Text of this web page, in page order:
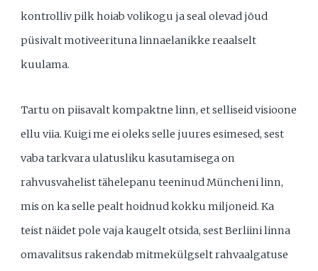
kontrolliv pilk hoiab volikogu ja seal olevad jõud
püsivalt motiveerituna linnaelanikke reaalselt
kuulama.
Tartu on piisavalt kompaktne linn, et selliseid visioone
ellu viia. Kuigi me ei oleks selle juures esimesed, sest
vaba tarkvara ulatusliku kasutamisega on
rahvusvahelist tähelepanu teeninud Müncheni linn,
mis on ka selle pealt hoidnud kokku miljoneid. Ka
teist näidet pole vaja kaugelt otsida, sest Berliini linna
omavalitsus rakendab mitmekülgselt rahvaalgatuse